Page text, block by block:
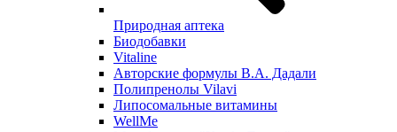
Природная аптека
Биодобавки
Vitaline
Авторские формулы В.А. Дадали
Полипренолы Vilavi
Липосомальные витамины
WellMe